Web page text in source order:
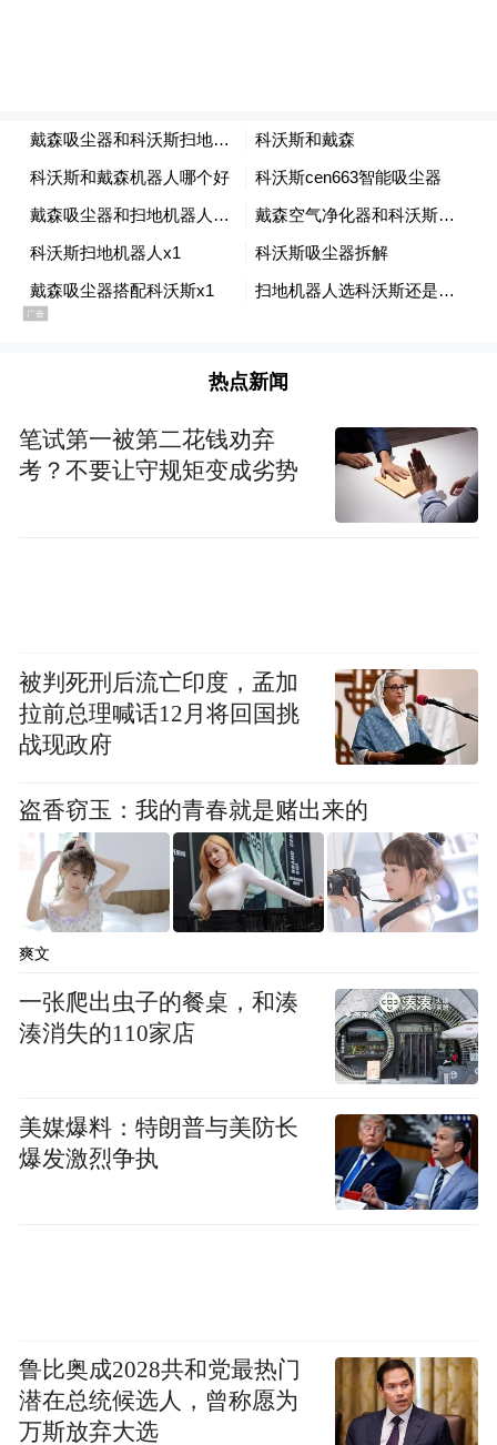
作为国际航空枢纽建设的关键载体，胶东国
际机场二期扩建工程规划明确提出，将“加快
现代化机场建设，织密特色航线网络，打造
上合自由贸易空港”，全面提升青岛胶东国际
机场的国际枢纽功能。
按照规划要求，青岛胶东国际机场将争取增
航站楼和货运场站对上合航班的服务效率。
同时，将有序推进机场二期T2航站楼和东二
跑道等改扩建项目，并将胶州机场地块进行
期工程就已纳入远期发展规划。
与机场二期同步推进的，还有青岛市轨道交
通12号线和16号线的建设，构建“空铁联运”
新模式。
这些基础设施的协同建设，将有效提升旅客
出行效率和区域物流服务水平，为青岛国际
辐射青岛都市圈能级提升
区域经济发展的重要引擎。
2024年，机场完成运输航班19.3万架次，旅
这一系列亮眼数据的背后，是机场基础设施
热点新闻
笔试第一被第二花钱劝弃
考？不要让守规矩变成劣势
被判死刑后流亡印度，孟加
拉前总理喊话12月将回国挑
战现政府
盗香窃玉：我的青春就是赌出来的
爽文
一张爬出虫子的餐桌，和湊
湊消失的110家店
美媒爆料：特朗普与美防长
爆发激烈争执
鲁比奥成2028共和党最热门
潜在总统候选人，曾称愿为
万斯放弃大选